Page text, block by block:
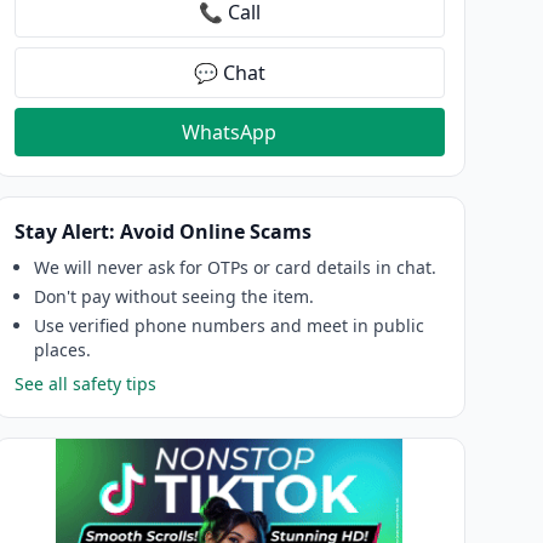
📞 Call
💬 Chat
WhatsApp
Stay Alert: Avoid Online Scams
We will never ask for OTPs or card details in chat.
Don't pay without seeing the item.
Use verified phone numbers and meet in public
places.
See all safety tips